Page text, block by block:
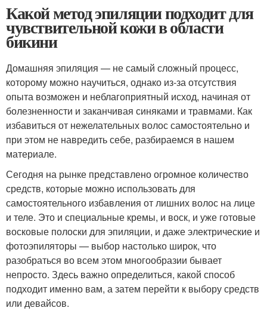
Какой метод эпиляции подходит для
чувствительной кожи в области
бикини
Домашняя эпиляция — не самый сложный процесс,
которому можно научиться, однако из-за отсутствия
опыта возможен и неблагоприятный исход, начиная от
болезненности и заканчивая синяками и травмами. Как
избавиться от нежелательных волос самостоятельно и
при этом не навредить себе, разбираемся в нашем
материале.
Сегодня на рынке представлено огромное количество
средств, которые можно использовать для
самостоятельного избавления от лишних волос на лице
и теле. Это и специальные кремы, и воск, и уже готовые
восковые полоски для эпиляции, и даже электрические и
фотоэпиляторы — выбор настолько широк, что
разобраться во всем этом многообразии бывает
непросто. Здесь важно определиться, какой способ
подходит именно вам, а затем перейти к выбору средств
или девайсов.